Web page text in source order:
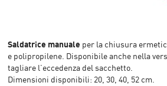
Saldatrice manuale per la chiusura
e polipropilene. Disponibile anche nella
tagliare l’eccedenza del sacchetto.
Dimensioni disponibili: 20, 30, 40, 52 cm.